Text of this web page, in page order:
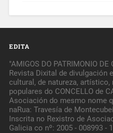
EDITA
"AMIGOS DO PATRIMONIO
Revista Dixital de divulgación
cultural, de natureza,
populares do CONCELLO de
Asociación do mesmo nome
naRua: Travesía de
Inscrita no Rexistro de
Galicia co nº: 2005 - 008993 -